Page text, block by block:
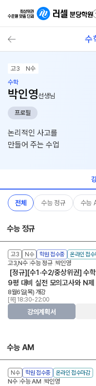
수
고3
N수
수학
박인영선생님
프로필
논리적인 사고를
만들어 주는 수업
전체 수능 정규 수능
수능 정규
고3 N수 학원 접수중 온라인 접수
고3,N수 수능 정규 박인영
[정규][수1·수2/중상위권] 수
9평 대비 실전 모의고사와 N제
8월6일(목) 개강
[목] 18:30-22:00
강의계획서
수능 AM
N수 학원 접수중 온라인 접수마감
N수 수능 AM 박인영